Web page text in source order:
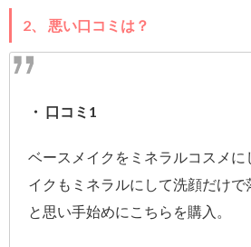
2、 悪い口コミは？
・ 口コミ1
ベースメイクをミネラルコスメに
イクもミネラルにして洗顔だけで
と思い手始めにこちらを購入。